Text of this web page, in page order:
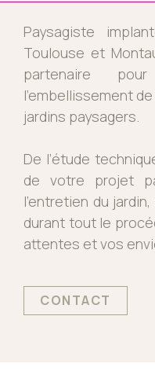
Paysagiste
Toulouse et
partenaire
l’embellissement
jardins paysagers.
De l’étude
de votre projet
l’entretien du
durant tout le
attentes et vos
CONTACT